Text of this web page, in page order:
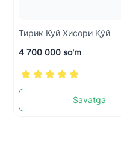
Тирик Куй Хисори Қўй
4 700 000 so'm
Savatga